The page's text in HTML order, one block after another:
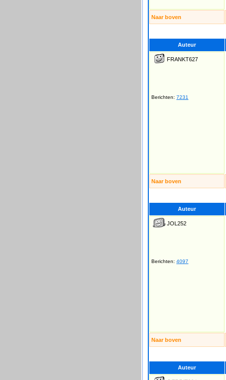
Naar boven
Auteur
FRANKT627
Berichten: 7231
Naar boven
Auteur
JOL252
Berichten: 4097
Naar boven
Auteur